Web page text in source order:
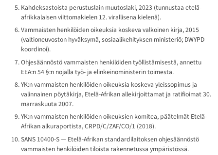
Kahdeksastoista perustuslain muutoslaki, 2023 (tunnustaa etelä-
afrikkalaisen viittomakielen 12. virallisena kielenä).
Vammaisten henkilöiden oikeuksia koskeva valkoinen kirja, 2015
(valtioneuvoston hyväksymä, sosiaalikehityksen ministeriö; DWYPD
koordinoi).
Ohjesäännöstö vammaisten henkilöiden työllistämisestä, annettu
EEA:n 54 §:n nojalla työ- ja elinkeinoministerin toimesta.
YK:n vammaisten henkilöiden oikeuksia koskeva yleissopimus ja
valinnainen pöytäkirja, Etelä-Afrikan allekirjoittamat ja ratifioimat 30.
marraskuuta 2007.
YK:n vammaisten henkilöiden oikeuksien komitea, päätelmät Etelä-
Afrikan alkuraportista, CRPD/C/ZAF/CO/1 (2018).
SANS 10400-S — Etelä-Afrikan standardilaitoksen ohjesäännöstö
vammaisten henkilöiden tiloista rakennetussa ympäristössä.